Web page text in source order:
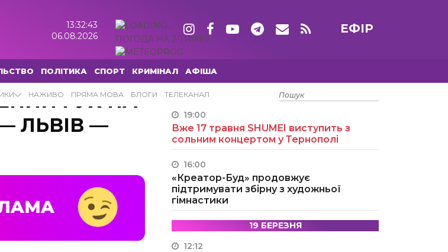
13:32:44
06.08.2026
ПОГОДА НА 2 ТИЖНІ
ЕФІР
ПОЛІТИКА СПОРТ КРИМІНАЛ АФІША
НАЖИВО ПРЯМА МОВА БЛОГИ ТЕЛЕКАНАЛ
РУХ НА
ЛЬВІВ —
15 ТРАВНЯ
19:00
Вже 17 травня SHUMEI виступить з
сольним концертом у Тернополі
16:00
«Креатор-Буд» продовжує
підтримувати збірну з художньої
гімнастики
19 БЕРЕЗНЯ
12:12